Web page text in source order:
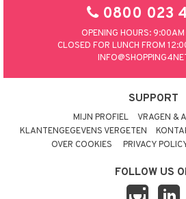
0800 023
OPENING HOURS:
CLOSED FOR LUNCH FROM
SUPPORT
MIJN PROFIEL
VRAGEN &
KLANTENGEGEVENS VERGETEN
OVER COOKIES
PRIVACY
FOLLOW US